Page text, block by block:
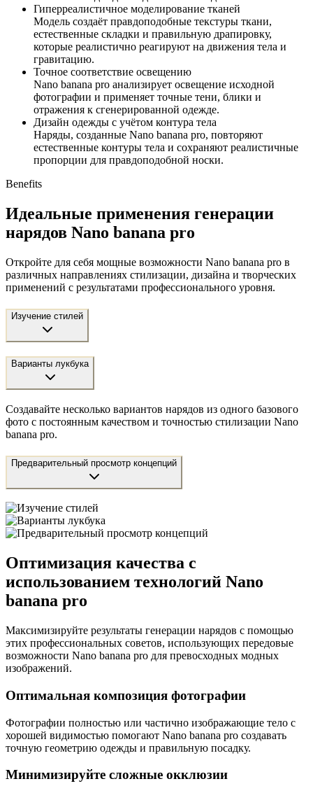
Гиперреалистичное моделирование тканей
Модель создаёт правдоподобные текстуры ткани,
естественные складки и правильную драпировку,
которые реалистично реагируют на движения тела и
гравитацию.
Точное соответствие освещению
Nano banana pro анализирует освещение исходной
фотографии и применяет точные тени, блики и
отражения к сгенерированной одежде.
Дизайн одежды с учётом контура тела
Наряды, созданные Nano banana pro, повторяют
естественные контуры тела и сохраняют реалистичные
пропорции для правдоподобной носки.
Benefits
Идеальные применения генерации
нарядов Nano banana pro
Откройте для себя мощные возможности Nano banana pro в
различных направлениях стилизации, дизайна и творческих
применений с результатами профессионального уровня.
Изучение стилей
Варианты лукбука
Создавайте несколько вариантов нарядов из одного базового
фото с постоянным качеством и точностью стилизации Nano
banana pro.
Предварительный просмотр концепций
Оптимизация качества с
использованием технологий Nano
banana pro
Максимизируйте результаты генерации нарядов с помощью
этих профессиональных советов, использующих передовые
возможности Nano banana pro для превосходных модных
изображений.
Оптимальная композиция фотографии
Фотографии полностью или частично изображающие тело с
хорошей видимостью помогают Nano banana pro создавать
точную геометрию одежды и правильную посадку.
Минимизируйте сложные окклюзии